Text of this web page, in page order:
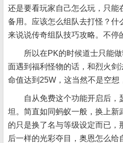
还是要看玩家自己怎么玩，只能
备用。应该怎么组队去打怪？什
来说说传奇组队技巧攻略。不停
所以在PK的时候道士只能做
面遇到福利怪物的话，和烈火剑
命值达到25W，这当然不是空想
自从免费这个功能开启后，
坦。简直如同蚂蚁一般，换上新
的只是换了名与等级设定而已，
后一样的光彩夺目，奥恩怎么